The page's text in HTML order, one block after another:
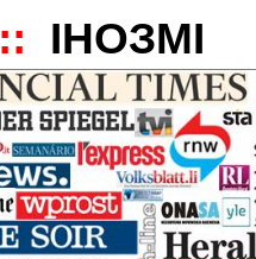
:: ІНОЗМІ